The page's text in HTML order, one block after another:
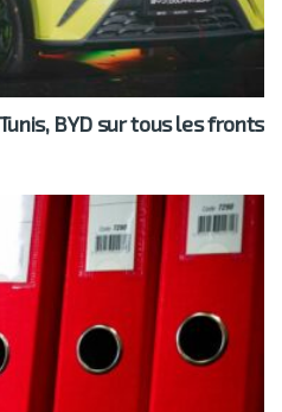
BYD sur tous les fronts